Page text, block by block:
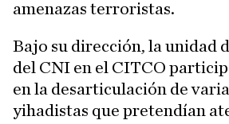
amenazas terroristas.
Bajo su dirección, la unidad
del CNI en el CITCO
en la desarticulación de
yihadistas que pretendían